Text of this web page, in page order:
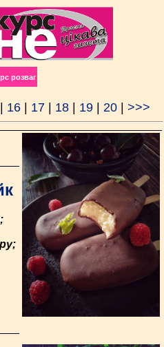
розваг
16 17 18 19 20 >>>